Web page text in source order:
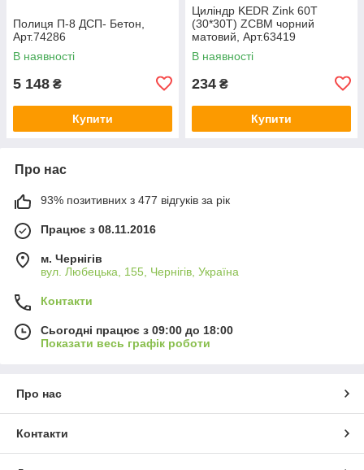
Полиця П-8 ДСП- Бетон,
Арт.74286
В наявності
5 148 ₴
Купити
Циліндр KEDR Zink 60T
(30*30T) ZCBM чорний
матовий, Арт.63419
В наявності
234 ₴
Купити
Про нас
93% позитивних з 477 відгуків за рік
Працює з 08.11.2016
м. Чернігів
вул. Любецька, 155, Чернігів, Україна
Контакти
Сьогодні працює з 09:00 до 18:00
Показати весь графік роботи
Про нас
Контакти